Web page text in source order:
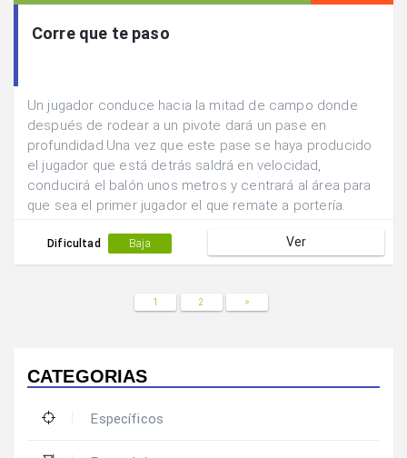
Corre que te paso
Un jugador conduce hacia la mitad de campo donde
después de rodear a un pivote dará un pase en
profundidad.Una vez que este pase se haya producido
el jugador que está detrás saldrá en velocidad,
conducirá el balón unos metros y centrará al área para
que sea el primer jugador el que remate a portería.
Dificultad Baja Ver
1 2 >
CATEGORIAS
Específicos